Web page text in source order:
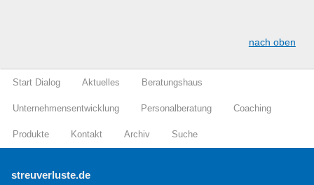
nach oben
Start Dialog Aktuelles Beratungshaus
Unternehmensentwicklung Personalberatung Coaching
Produkte Kontakt Archiv Suche
streuverluste.de